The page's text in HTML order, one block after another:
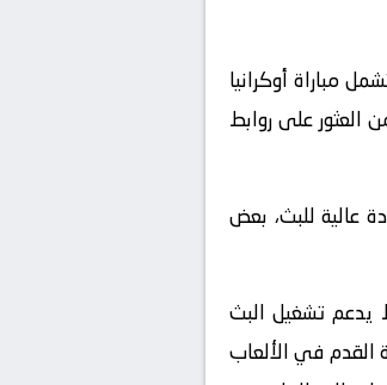
المباشرة المتاحة في تاريخ2024-07-27 ، والتي تشمل مباراة أوكرانيا
من العثور على روابط
عالية للبث، بعض
يدعم تشغيل البث
في بطولة الألعاب الأولمبية, كرة القدم في الألعاب